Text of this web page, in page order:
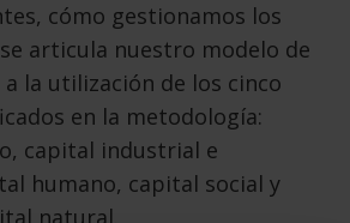
cómo gestionamos los
articula nuestro modelo de
a la utilización de los cinco
en la metodología:
capital industrial e
humano, capital social y
natural.